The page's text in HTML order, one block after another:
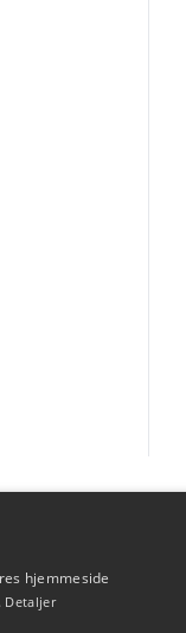
hjemmeside
Detaljer